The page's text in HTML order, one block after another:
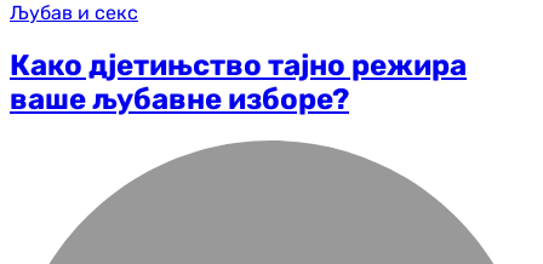
Љубав и секс
Како д‌јетињство тајно режира
ваше љубавне изборе?